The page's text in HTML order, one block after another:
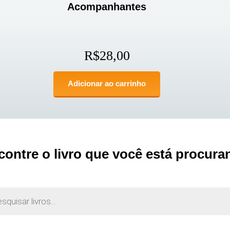
Acompanhantes
R$28,00
Adicionar ao carrinho
o livro que você está